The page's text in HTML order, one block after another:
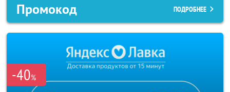
Промокод ПОДРОБНЕЕ
-40%